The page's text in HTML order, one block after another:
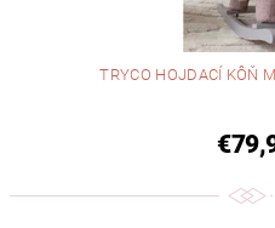
TRYCO HOJDACÍ KÔŇ